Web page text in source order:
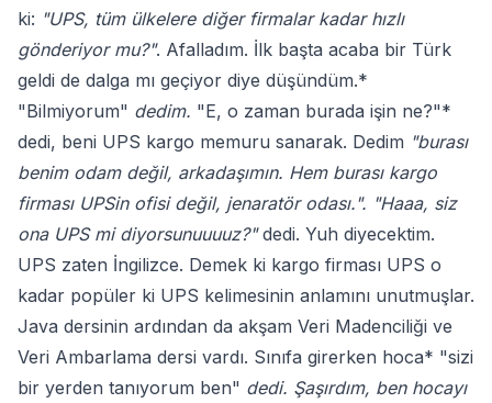
ki: "UPS, tüm ülkelere diğer firmalar kadar hızlı
gönderiyor mu?". Afalladım. İlk başta acaba bir Türk
geldi de dalga mı geçiyor diye düşündüm.*
"Bilmiyorum" dedim. "E, o zaman burada işin ne?"*
dedi, beni UPS kargo memuru sanarak. Dedim "burası
benim odam değil, arkadaşımın. Hem burası kargo
firması UPSin ofisi değil, jenaratör odası.". "Haaa, siz
ona UPS mi diyorsunuuuuz?"dedi. Yuh diyecektim.
UPS zaten İngilizce. Demek ki kargo firması UPS o
kadar popüler ki UPS kelimesinin anlamını unutmuşlar.
Java dersinin ardından da akşam Veri Madenciliği ve
Veri Ambarlama dersi vardı. Sınıfa girerken hoca* "sizi
bir yerden tanıyorum ben" dedi. Şaşırdım, ben hocayı